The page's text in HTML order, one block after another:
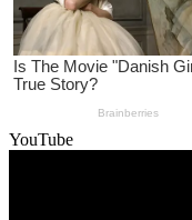
YouTube